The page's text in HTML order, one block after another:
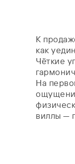
К
как
Чёткие
На
виллы —